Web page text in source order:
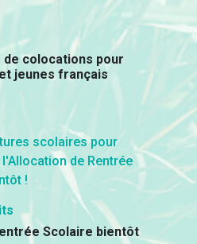
de colocations pour
jeunes français
Scolaire bientôt